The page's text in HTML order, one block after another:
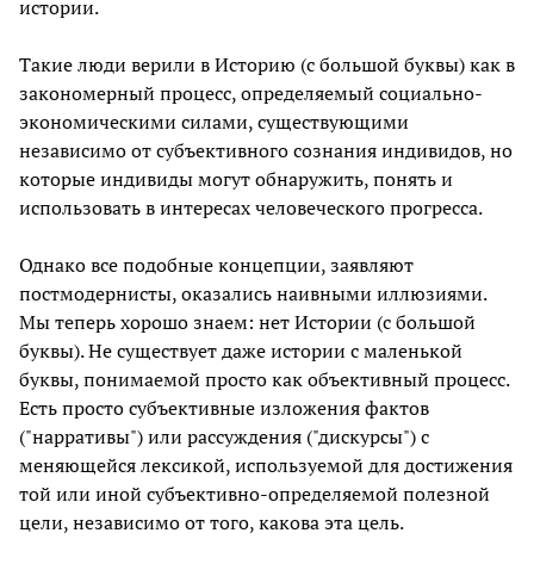
истории.
Такие люди верили в Историю (с большой буквы) как в
закономерный процесс, определяемый социально-
экономическими силами, существующими
независимо от субъективного сознания индивидов, но
которые индивиды могут обнаружить, понять и
использовать в интересах человеческого прогресса.
Однако все подобные концепции, заявляют
постмодернисты, оказались наивными иллюзиями.
Мы теперь хорошо знаем: нет Истории (с большой
буквы). Не существует даже истории с маленькой
буквы, понимаемой просто как объективный процесс.
Есть просто субъективные изложения фактов
("нарративы") или рассуждения ("дискурсы") с
меняющейся лексикой, используемой для достижения
той или иной субъективно-определяемой полезной
цели, независимо от того, какова эта цель.